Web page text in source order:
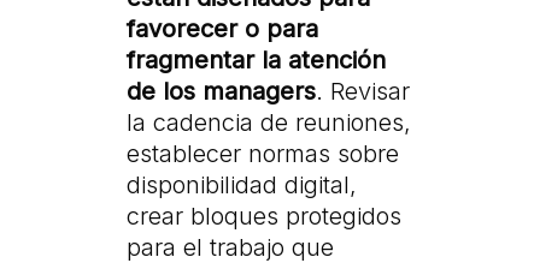
favorecer o para
fragmentar la atención
de los managers. Revisar
la cadencia de reuniones,
establecer normas sobre
disponibilidad digital,
crear bloques protegidos
para el trabajo que